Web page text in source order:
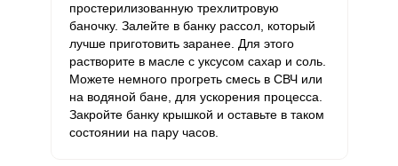
Магний 194.6 мг 400 мг 2.7
Натрий 1300 мг 98
167.4 мг
Фосфор 519.2 мг 800 мг
простерилизованную трехлитровую
баночку. Залейте в банку рассол, который
лучше приготовить заранее. Для этого
растворите в масле с уксусом сахар и соль.
Можете немного прогреть смесь в СВЧ или
на водяной бане, для ускорения процесса.
Закройте банку крышкой и оставьте в таком
состоянии на пару часов.
или
Как начать готовить зеленые помидоры с чесноком и